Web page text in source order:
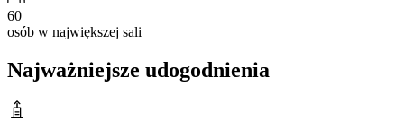
60
osób w największej sali
Najważniejsze udogodnienia